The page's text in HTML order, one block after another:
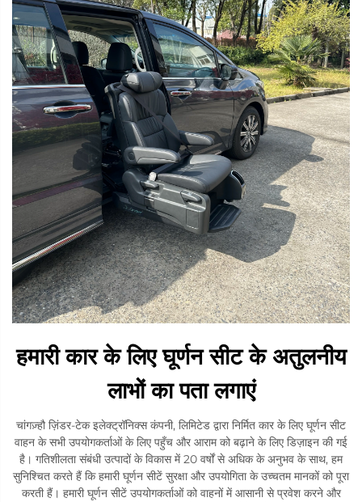
हमारी कार के लिए घूर्णन सीट के अतुलनीय
लाभों का पता लगाएं
चांगज़्हौ ज़िंडर-टेक इलेक्ट्रॉनिक्स कंपनी, लिमिटेड द्वारा निर्मित कार के लिए घूर्णन सीट
वाहन के सभी उपयोगकर्ताओं के लिए पहुँच और आराम को बढ़ाने के लिए डिज़ाइन की गई
है। गतिशीलता संबंधी उत्पादों के विकास में 20 वर्षों से अधिक के अनुभव के साथ, हम
सुनिश्चित करते हैं कि हमारी घूर्णन सीटें सुरक्षा और उपयोगिता के उच्चतम मानकों को पूरा
करती हैं। हमारी घूर्णन सीटें उपयोगकर्ताओं को वाहनों में आसानी से प्रवेश करने और